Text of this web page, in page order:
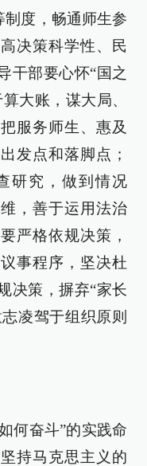
制度，畅通师生参
决策科学性、民
干部要心怀“国之
大账，谋大局、
服务师生、惠及
发点和落脚点；
研究，做到情况
，善于运用法治
严格依规决策，
事程序，坚决杜
决策，摒弃“家长
凌驾于组织原则
何奋斗”的实践命
持马克思主义的